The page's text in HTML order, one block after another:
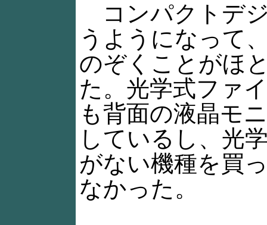
コンパクトデ
うようになって
のぞくことがほ
た。光学式ファ
も背面の液晶モ
しているし、光
がない機種を買
なかった。